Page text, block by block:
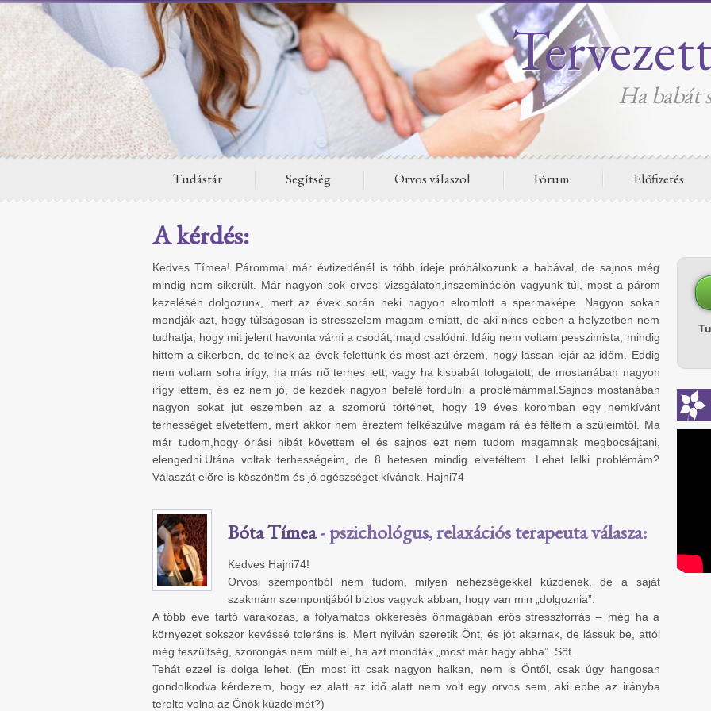
Ha babát
Tudástár Segítség Orvos válaszol Fórum Előfizetés
A kérdés:
Kedves Tímea! Párommal már évtizedénél is több ideje próbálkozunk a babával, de sajnos még
mindig nem sikerült. Már nagyon sok orvosi vizsgálaton,inszemináción vagyunk túl, most a párom
kezelésén dolgozunk, mert az évek során neki nagyon elromlott a spermaképe. Nagyon sokan
mondják azt, hogy túlságosan is stresszelem magam emiatt, de aki nincs ebben a helyzetben nem
tudhatja, hogy mit jelent havonta várni a csodát, majd csalódni. Idáig nem voltam pesszimista, mindig
hittem a sikerben, de telnek az évek felettünk és most azt érzem, hogy lassan lejár az időm. Eddig
nem voltam soha irígy, ha más nő terhes lett, vagy ha kisbabát tologatott, de mostanában nagyon
irígy lettem, és ez nem jó, de kezdek nagyon befelé fordulni a problémámmal.Sajnos mostanában
nagyon sokat jut eszemben az a szomorú történet, hogy 19 éves koromban egy nemkívánt
terhességet elvetettem, mert akkor nem éreztem felkészülve magam rá és féltem a szüleimtől. Ma
már tudom,hogy óriási hibát követtem el és sajnos ezt nem tudom magamnak megbocsájtani,
elengedni.Utána voltak terhességeim, de 8 hetesen mindig elvetéltem. Lehet lelki problémám?
Válaszát előre is köszönöm és jó egészséget kívánok. Hajni74
Bóta Tímea- pszichológus, relaxációs terapeuta válasza:
Kedves Hajni74!
Orvosi szempontból nem tudom, milyen nehézségekkel küzdenek, de a saját
szakmám szempontjából biztos vagyok abban, hogy van min „dolgoznia”.
A több éve tartó várakozás, a folyamatos okkeresés önmagában erős stresszforrás – még ha a
környezet sokszor kevéssé toleráns is. Mert nyilván szeretik Önt, és jót akarnak, de lássuk be, attól
még feszültség, szorongás nem múlt el, ha azt mondták „most már hagy abba”. Sőt.
Tehát ezzel is dolga lehet. (Én most itt csak nagyon halkan, nem is Öntől, csak úgy hangosan
gondolkodva kérdezem, hogy ez alatt az idő alatt nem volt egy orvos sem, aki ebbe az irányba
terelte volna az Önök küzdelmét?)